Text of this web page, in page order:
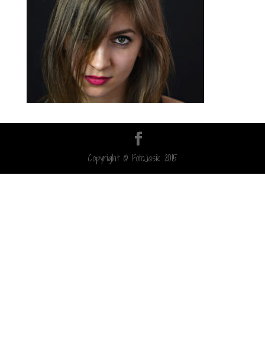
Copyright © FotoJasik 2015